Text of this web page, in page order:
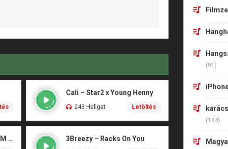
Cali – Star2 x Young Henny
243 Hallgat Letöltés
Maxo Kream – HOW TF I’M LUCKY 3Breezy – Racks On You
(91)
(144)